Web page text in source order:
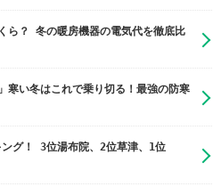
ら？ 冬の暖房機器の電気代を徹底比
寒い冬はこれで乗り切る！最強の防寒
グ！ 3位湯布院、2位草津、1位